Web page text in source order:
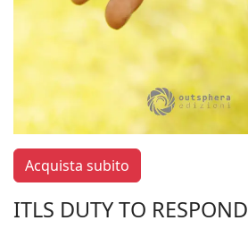
Acquista subito
ITLS DUTY TO RESPOND